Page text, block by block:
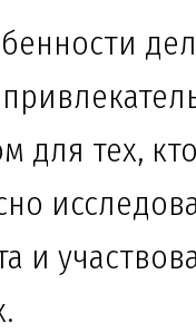
для тех,
и